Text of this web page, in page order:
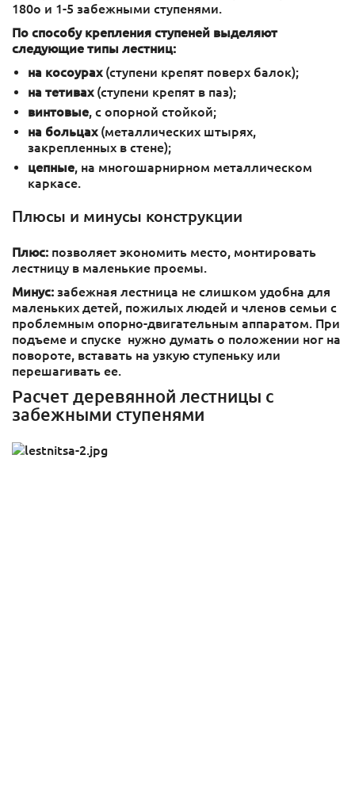
180о и 1-5 забежными ступенями.
По способу крепления ступеней выделяют
следующие типы лестниц:
на косоурах(ступени крепят поверх балок);
на тетивах (ступени крепят в паз);
винтовые, с опорной стойкой;
на больцах(металлических штырях,
закрепленных в стене);
цепные, на многошарнирном металлическом
каркасе.
Плюсы и минусы конструкции
Плюс: позволяет экономить место, монтировать
лестницу в маленькие проемы.
Минус: забежная лестница не слишком удобна для
маленьких детей, пожилых людей и членов семьи с
проблемным опорно-двигательным аппаратом. При
подъеме и спуске нужно думать о положении ног на
повороте, вставать на узкую ступеньку или
перешагивать ее.
Расчет деревянной лестницы с
забежными ступенями